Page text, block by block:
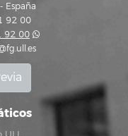
España
92 00
92 00